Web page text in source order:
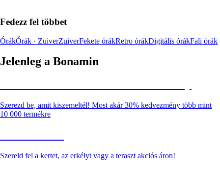
Fedezz fel többet
ÓrákÓrák · ZuiverZuiverFekete órákRetro órákDigitális órákFali órák
Jelenleg a Bonamin
Szerezd be, amit kiszemeltél! Most akár 30% kedvezmény több mint
10 000 termékre
Szereld fel a kertet, az erkélyt vagy a teraszt akciós áron!